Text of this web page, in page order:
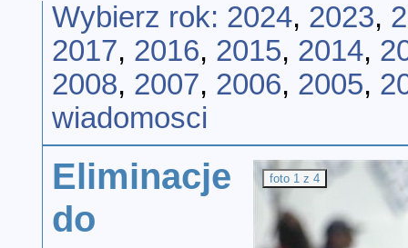
Wybierz rok: 2024, 2023,
2017, 2016, 2015, 2014,
2008, 2007, 2006, 2005,
wiadomosci
foto 1 z 4
Eliminacje
do